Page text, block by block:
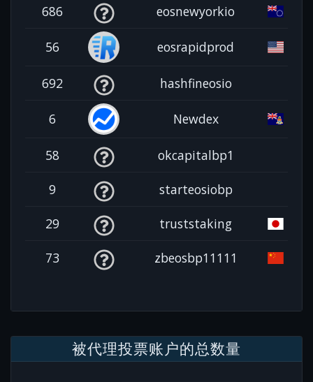
686 eosnewyorkio
56 eosrapidprod
692 hashfineosio
6 Newdex
58 okcapitalbp1
9 starteosiobp
29 truststaking
73 zbeosbp11111
被代理投票账户的总数量